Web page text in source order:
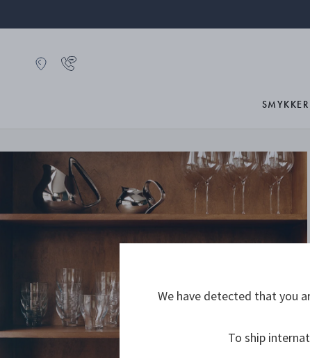
SMYKKER
We have detected that you
To ship